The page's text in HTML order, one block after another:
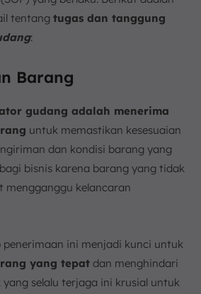
tentang tugas dan tanggung
:
Barang
gudang adalah menerima
untuk memastikan kesesuaian
dan kondisi barang yang
bisnis karena barang yang tidak
mengganggu kelancaran
ini menjadi kunci untuk
yang tepat dan menghindari
yang selalu terjaga ini krusial untuk